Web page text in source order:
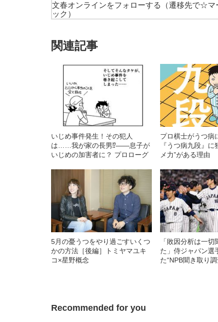
文春オンラインをフォローする
（遷移先で☆マ
ック）
関連記事
いじめ事件発生！その犯人
は……我が家の長男⁉――息子が
いじめの加害者に？ プロローグ
プロ棋士がうつ
『うつ病九段』に
メ力”がある理由
5月の憂うつをやり過ごすいくつ
かの方法［後編］トミヤマユキ
コ×星野概念
「敗因分析は一
た」侍ジャパン選
た“NPB聞き取り
Recommended for you